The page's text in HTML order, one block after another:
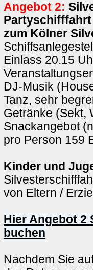
Angebot 2:
zum Kölner
Einlass 20.15
DJ-Musik
Tanz, sehr
Getränke (Sekt,
Snackangebot
pro Person 159
Kinder und
von Eltern /
Hier Angebot
buchen
Nachdem Sie